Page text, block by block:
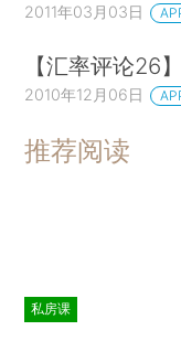
2011年03月03日
【汇率评论26
2010年12月06日
推荐阅读
私房课